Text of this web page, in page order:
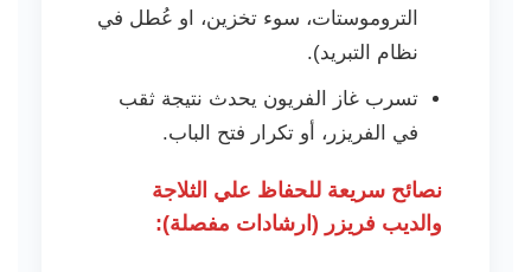
التروموستات، سوء تخزين، او عُطل في
نظام التبريد).
تسرب غاز الفريون يحدث نتيجة ثقب
في الفريزر، أو تكرار فتح الباب.
نصائح سريعة للحفاظ علي الثلاجة
والديب فريزر (ارشادات مفصلة):